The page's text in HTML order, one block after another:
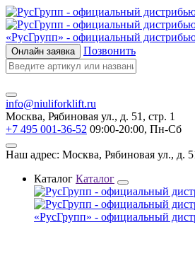
«РусГрупп» - официальный
Онлайн заявка Позвонить
info@niuliforklift.ru
Москва, Рябиновая ул., д. 51, стр. 1
+7 495 001-36-52 09:00-20:00, Пн-Сб
Наш адрес: Москва, Рябиновая ул., д.
Каталог Каталог
«РусГрупп» - официальный